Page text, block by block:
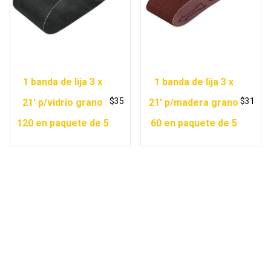
1 banda de lija 3 x
21′ p/vidrio grano
120 en paquete de 5
$35
1 banda de lija 3 x
21′ p/madera grano
60 en paquete de 5
$31